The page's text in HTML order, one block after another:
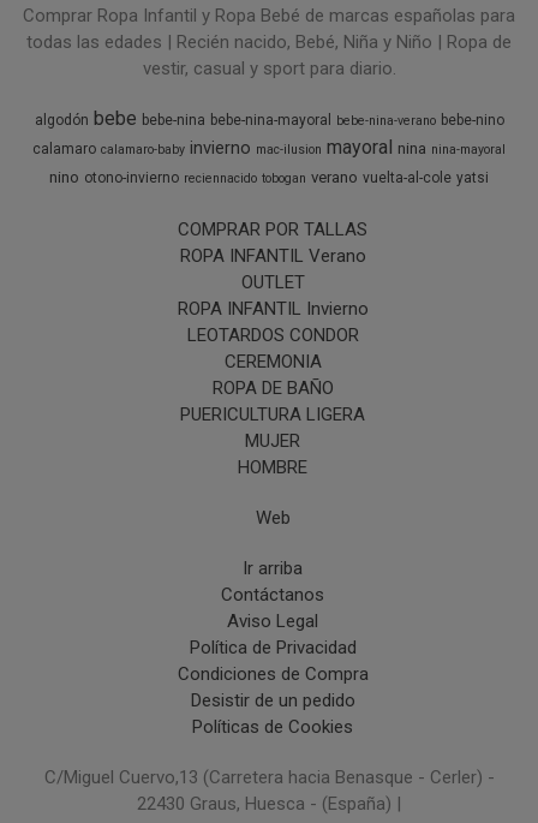
Comprar Ropa Infantil y Ropa Bebé de marcas españolas para
todas las edades | Recién nacido, Bebé, Niña y Niño | Ropa de
vestir, casual y sport para diario.
algodón bebe bebe-nina bebe-nina-mayoral bebe-nina-verano bebe-nino
calamaro calamaro-baby invierno mac-ilusion mayoral nina nina-mayoral
nino otono-invierno reciennacido tobogan verano vuelta-al-cole yatsi
COMPRAR POR TALLAS
ROPA INFANTIL Verano
OUTLET
ROPA INFANTIL Invierno
LEOTARDOS CONDOR
CEREMONIA
ROPA DE BAÑO
PUERICULTURA LIGERA
MUJER
HOMBRE
Web
Ir arriba
Contáctanos
Aviso Legal
Política de Privacidad
Condiciones de Compra
Desistir de un pedido
Políticas de Cookies
C/Miguel Cuervo,13 (Carretera hacia Benasque - Cerler) -
22430 Graus, Huesca - (España) |